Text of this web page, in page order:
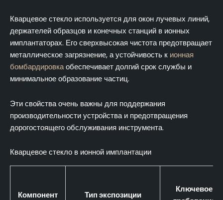
Кварцевое стекло используется для окон лучевых линий,
держателей образцов и конечных станций в ионных
имплантаторах. Его сверхвысокая чистота предотвращает
металлическое загрязнение, а устойчивость к ионная
бомбардировкаобеспечивает долгий срок службы и
минимальное образование частиц.
Эти свойства очень важны для поддержания
производительности устройства и предотвращения
дорогостоящего обслуживания инструмента.
Кварцевое стекло в ионной имплантации
Компонент Тип экспозиции
Ключевое